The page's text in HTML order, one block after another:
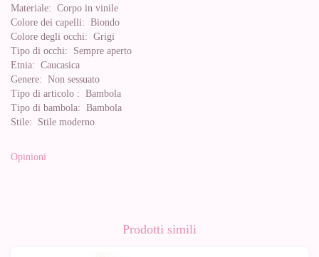
Materiale: Corpo in vinile
Colore dei capelli: Biondo
Colore degli occhi: Grigi
Tipo di occhi: Sempre aperto
Etnia: Caucasica
Genere: Non sessuato
Tipo di articolo : Bambola
Tipo di bambola: Bambola
Stile: Stile moderno
Opinioni
Prodotti simili